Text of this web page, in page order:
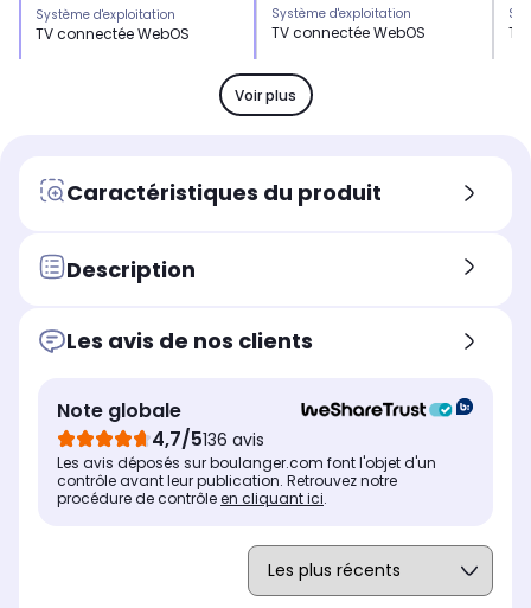
Système d'exploitation
TV connectée WebOS
Son
40 Watts
Central, double position
noir absolu et
AI TV
Puissance
40 Watts
Assistant vocal intégré
Système d'exploitation
TV connectée WebOS
HDMI 2.1
x4
Son
40 Watts
noir absolu et performances
40 Watts
Assistant vocal intégré
Voir plus
Caractéristiques du produit
Description
Les avis de nos clients
Note globale
4,7/5136 avis
Les avis déposés sur boulanger.com font l'objet d'un
contrôle avant leur publication. Retrouvez notre
procédure de contrôleen cliquant ici.